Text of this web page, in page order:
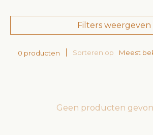
Filters weergeven
0 producten Sorteren op Meest
Geen producten